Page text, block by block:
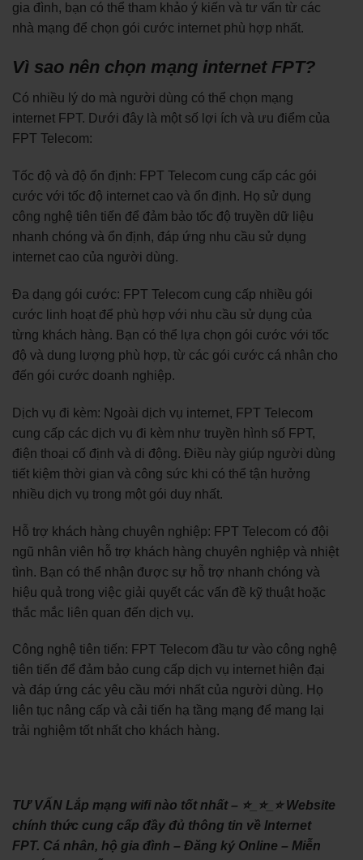
gia đình, bạn có thể tham khảo ý kiến và tư vấn từ các
nhà mạng để chọn gói cước internet phù hợp nhất.
Vì sao nên chọn mạng internet FPT?
Có nhiều lý do mà người dùng có thể chọn mạng
internet FPT. Dưới đây là một số lợi ích và ưu điểm của
FPT Telecom:
Tốc độ và độ ổn định: FPT Telecom cung cấp các gói
cước với tốc độ internet cao và ổn định. Họ sử dụng
công nghệ tiên tiến để đảm bảo tốc độ truyền dữ liệu
nhanh chóng và ổn định, đáp ứng nhu cầu sử dụng
internet cao của người dùng.
Đa dạng gói cước: FPT Telecom cung cấp nhiều gói
cước linh hoạt để phù hợp với nhu cầu sử dụng của
từng khách hàng. Bạn có thể lựa chọn gói cước với tốc
độ và dung lượng phù hợp, từ các gói cước cá nhân cho
đến gói cước doanh nghiệp.
Dịch vụ đi kèm: Ngoài dịch vụ internet, FPT Telecom
cung cấp các dịch vụ đi kèm như truyền hình số FPT,
điện thoại cố định và di động. Điều này giúp người dùng
tiết kiệm thời gian và công sức khi có thể tận hưởng
nhiều dịch vụ trong một gói duy nhất.
Hỗ trợ khách hàng chuyên nghiệp: FPT Telecom có đội
ngũ nhân viên hỗ trợ khách hàng chuyên nghiệp và nhiệt
tình. Bạn có thể nhận được sự hỗ trợ nhanh chóng và
hiệu quả trong việc giải quyết các vấn đề kỹ thuật hoặc
thắc mắc liên quan đến dịch vụ.
Công nghệ tiên tiến: FPT Telecom đầu tư vào công nghệ
tiên tiến để đảm bảo cung cấp dịch vụ internet hiện đại
và đáp ứng các yêu cầu mới nhất của người dùng. Họ
liên tục nâng cấp và cải tiến hạ tầng mạng để mang lại
trải nghiệm tốt nhất cho khách hàng.
TƯ VẤN Lắp mạng wifi nào tốt nhất – ⭐_⭐_⭐ Website
chính thức cung cấp đầy đủ thông tin về Internet
FPT. Cá nhân, hộ gia đình – Đăng ký Online – Miễn